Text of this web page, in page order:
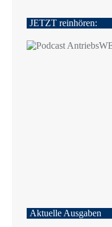
JETZT reinhören:
Aktuelle Ausgaben